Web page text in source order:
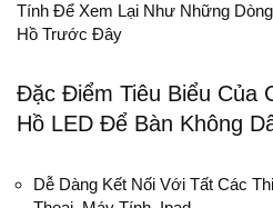
Tính Để Xem Lại Như Những
Hồ Trước Đây
Đặc Điểm Tiêu Biểu Của
Hồ LED Để Bàn Không
Dễ Dàng Kết Nối Với Tất Các